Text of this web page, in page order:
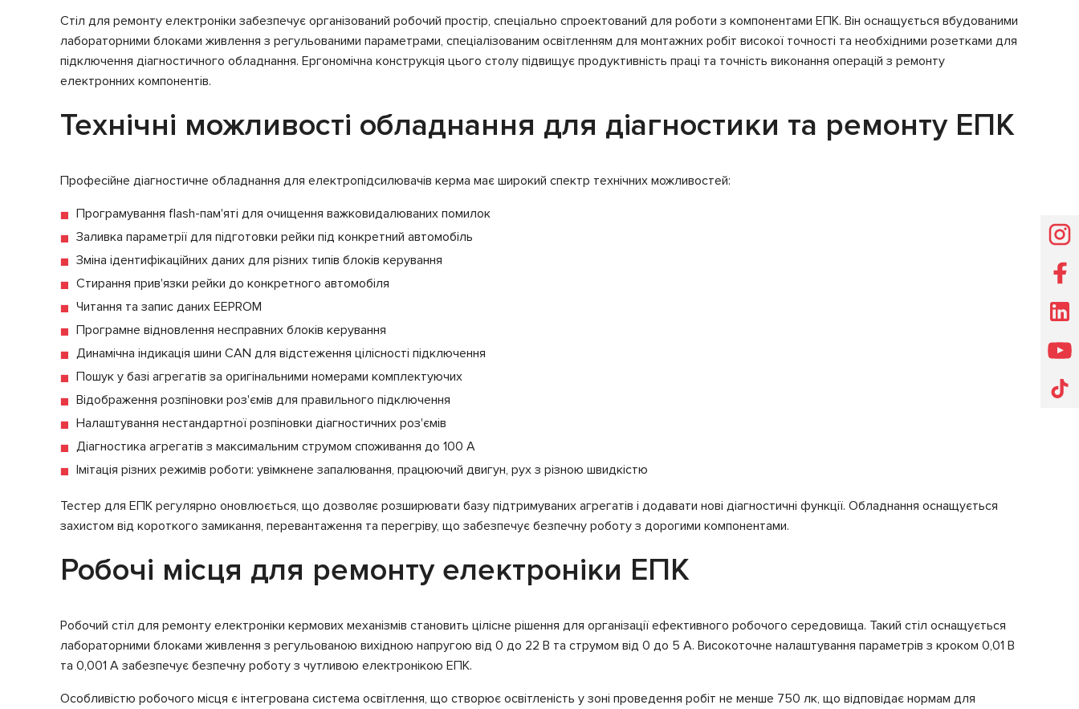
Стіл для ремонту електроніки забезпечує організований робочий простір, спеціально спроектований для роботи з компонентами ЕПК. Він оснащується вбудованими
лабораторними блоками живлення з регульованими параметрами, спеціалізованим освітленням для монтажних робіт високої точності та необхідними розетками для
підключення діагностичного обладнання. Ергономічна конструкція цього столу підвищує продуктивність праці та точність виконання операцій з ремонту
електронних компонентів.
Технічні можливості обладнання для діагностики та ремонту ЕПК
Професійне діагностичне обладнання для електропідсилювачів керма має широкий спектр технічних можливостей:
Програмування flash-пам'яті для очищення важковидалюваних помилок
Заливка параметрії для підготовки рейки під конкретний автомобіль
Зміна ідентифікаційних даних для різних типів блоків керування
Стирання прив'язки рейки до конкретного автомобіля
Читання та запис даних EEPROM
Програмне відновлення несправних блоків керування
Динамічна індикація шини CAN для відстеження цілісності підключення
Пошук у базі агрегатів за оригінальними номерами комплектуючих
Відображення розпіновки роз'ємів для правильного підключення
Налаштування нестандартної розпіновки діагностичних роз'ємів
Діагностика агрегатів з максимальним струмом споживання до 100 А
Імітація різних режимів роботи: увімкнене запалювання, працюючий двигун, рух з різною швидкістю
Тестер для ЕПК регулярно оновлюється, що дозволяє розширювати базу підтримуваних агрегатів і додавати нові діагностичні функції. Обладнання оснащується
захистом від короткого замикання, перевантаження та перегріву, що забезпечує безпечну роботу з дорогими компонентами.
Робочі місця для ремонту електроніки ЕПК
Робочий стіл для ремонту електроніки кермових механізмів становить цілісне рішення для організації ефективного робочого середовища. Такий стіл оснащується
лабораторними блоками живлення з регульованою вихідною напругою від 0 до 22 В та струмом від 0 до 5 А. Високоточне налаштування параметрів з кроком 0,01 В
та 0,001 А забезпечує безпечну роботу з чутливою електронікою ЕПК.
Особливістю робочого місця є інтегрована система освітлення, що створює освітленість у зоні проведення робіт не менше 750 лк, що відповідає нормам для